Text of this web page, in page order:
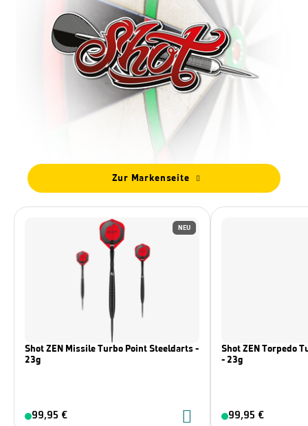
Zur Markenseite
NEU
Shot ZEN Missile Turbo Point Steeldarts -
23g
99,95 €
Shot ZEN Torpedo
- 23g
99,95 €